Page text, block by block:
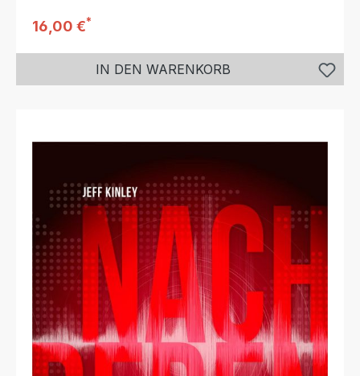
Regulärer Preis:
16,00 €*
IN DEN WARENKORB